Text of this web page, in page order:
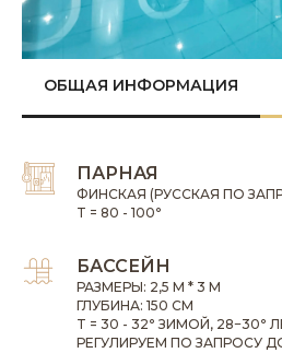
ОБЩАЯ ИНФОРМАЦИЯ
ПАРНАЯ
ФИНСКАЯ (РУССКАЯ ПО
T = 80 - 100°
БАССЕЙН
РАЗМЕРЫ: 2,5 М * 3 М
ГЛУБИНА: 150 СМ
T = 30 - 32° ЗИМОЙ, 28−30°
РЕГУЛИРУЕМ ПО ЗАПРОСУ